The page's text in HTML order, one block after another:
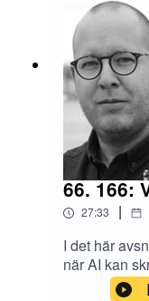
66. 166:
27:33 |
I det här
när AI kan
och faktiskt